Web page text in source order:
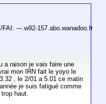
FAI: ---.w92-157.abo.wanadoo.fr
a raison je vais faire une
mon IRN fait le yoyo le
, le 2/01 a 5.01 ce matin
je suis fatigué comme
haut.